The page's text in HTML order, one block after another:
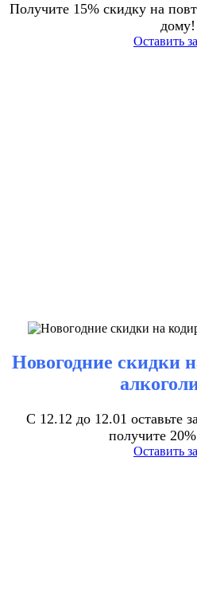
Получите 15% скидку на
дому!
Оставить
Новогодние скидки
С 12.12 до 12.01 оставьте
получите
Оставить